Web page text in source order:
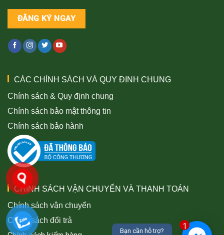
CÁC CHÍNH SÁCH VÀ QUY ĐỊNH CHUNG
Chính sách & Quy định chung
Chính sách bảo mật thông tin
Chính sách bảo hành
CHÍNH SÁCH VẬN CHUYỂN VÀ THANH TOÁN
Chính sách vận chuyển
Chính sách đổi trả
1
Bạn cần hỗ trợ?